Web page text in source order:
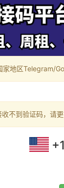
地区
不到验证码，请